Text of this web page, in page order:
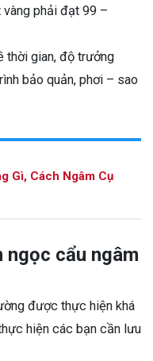
phải đạt 99 –
thời gian, độ trưởng
bảo quản, phơi – sao
Gì, Cách Ngâm Cụ
ngọc cẩu ngâm
được thực hiện khá
hiện các bạn cần lưu